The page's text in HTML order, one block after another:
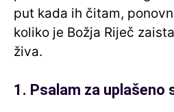
put kada ih čitam,
koliko je Božja Riječ
živa.
1. Psalam za uplašeno